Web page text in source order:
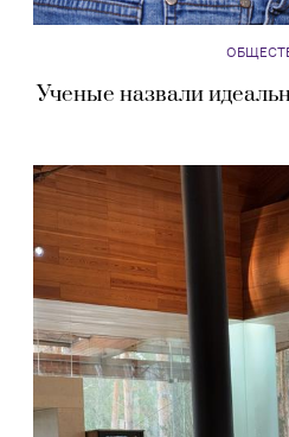
Ученые назвали